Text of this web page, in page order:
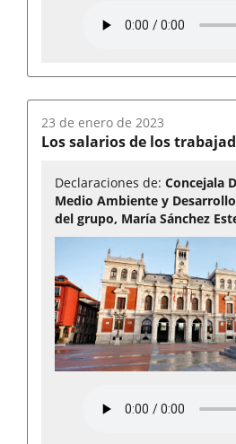
Fecha
del
23 de enero de 2023
Los salarios de los
Declaraciones de:Concejala
Medio Ambiente y
del grupo, María Sánchez